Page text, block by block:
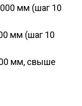
мм (шаг 10
мм (шаг 10
мм, свыше